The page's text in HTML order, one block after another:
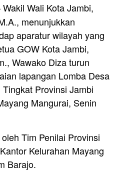
Wakil Wali Kota Jambi,
menunjukkan
aparatur wilayah yang
GOW Kota Jambi,
Wawako Diza turun
lapangan Lomba Desa
Provinsi Jambi
Mangurai, Senin
Tim Penilai Provinsi
Kelurahan Mayang
Barajo.